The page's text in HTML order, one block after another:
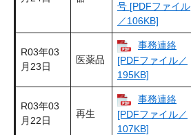
号 [PDFファイル
／106KB]
R03年03
月23日
医薬品
事務連絡
[PDFファイル／
195KB]
R03年03
月22日
再生
事務連絡
[PDFファイル／
107KB]